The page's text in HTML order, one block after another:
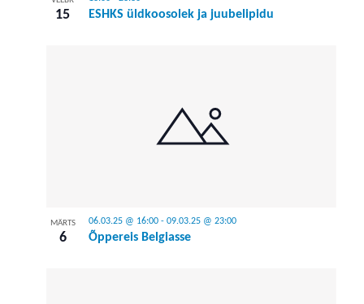
15 ESHKS üldkoosolek ja juubelipidu
MÄRTS
6 Õppereis Belgiasse
06.03.25 @ 16:00 -09.03.25 @ 23:00